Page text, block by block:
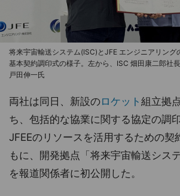
将来宇宙輸送システム(ISC)とJFE エンジニアリング
基本契約調印式の様子。左から、ISC 畑田康二郎社
戸田伸一氏
両社は同日、新設のロケット 組立拠
ち、包括的な協業に関する協定の調
JFEEのリソースを活用するための契
もに、開発拠点「将来宇宙輸送シス
を報道関係者に初公開した。